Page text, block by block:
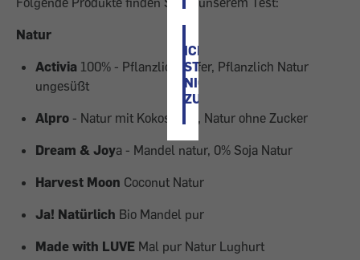
ICH
STIMME
NICHT
ZU
Natur
Activia 100% - Pflanzlich Hafer, Pflanzlich Natur
ungesüßt
Alpro - Natur mit Kokosnuss, Natur ohne Zucker
Dream & Joya - Mandel natur, 0% Soja Natur
Harvest Moon Coconut Natur
Ja! Natürlich Bio Mandel pur
Made with LUVE Mal pur Natur Lughurt